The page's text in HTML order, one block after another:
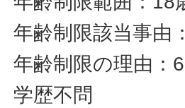
年齢制限該当事由
年齢制限の理由：
学歴不問